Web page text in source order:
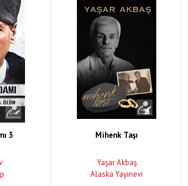
3 Mihenk Taşı
Yaşar Akbaş
Alaska Yayınevi